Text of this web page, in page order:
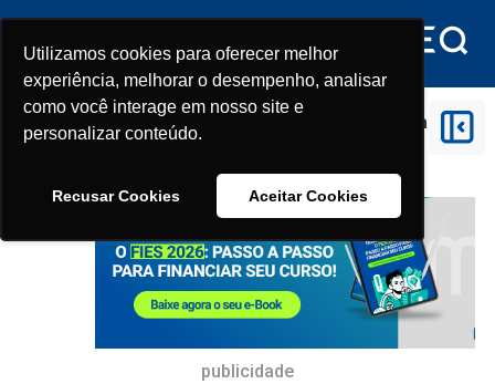
Utilizamos cookies para oferecer melhor
experiência, melhorar o desempenho, analisar
como você interage em nosso site e
personalizar conteúdo.
Recusar Cookies Aceitar Cookies
Utilizamos cookies para oferecer melhor
experiência, melhorar o desempenho, analisar
como você interage em nosso site e
personalizar conteúdo.
Recusar Cookies Aceitar Cookies
Residência Médica
Senado abre consulta
publicidade